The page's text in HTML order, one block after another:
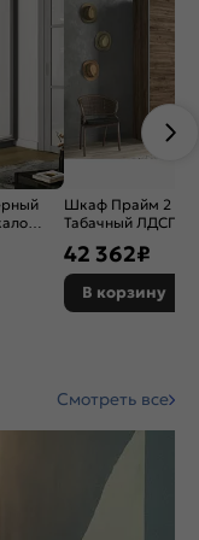
Шкаф Прайм 2
Табачный ЛДСП
42 362₽
В корзину
Смотреть все